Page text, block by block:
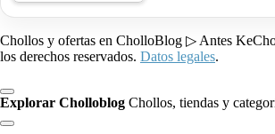
Chollos y ofertas en CholloBlog ▷ Antes
los derechos reservados. Datos legales.
Explorar Cholloblog Chollos, tiendas y